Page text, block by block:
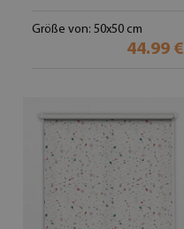
Größe von: 50x50 cm
44.99 €